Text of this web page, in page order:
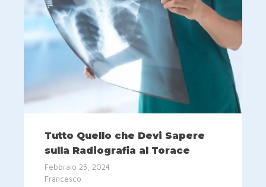
Tutto Quello che Devi Sapere
sulla Radiografia al Torace
Febbraio 25, 2024
Francesco